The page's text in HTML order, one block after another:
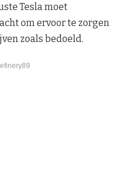
Tesla moet
om ervoor te zorgen
zoals bedoeld.